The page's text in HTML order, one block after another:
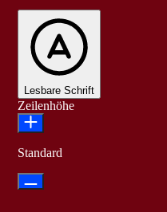
Lesbare Schrift
Zeilenhöhe
Standard